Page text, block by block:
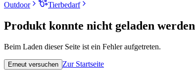
Outdoor
Tierbedarf
Produkt konnte nicht geladen werden
Beim Laden dieser Seite ist ein Fehler aufgetreten.
Erneut versuchen Zur Startseite